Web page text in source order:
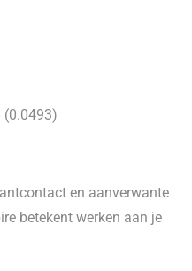
en aanverwante
betekent werken aan je